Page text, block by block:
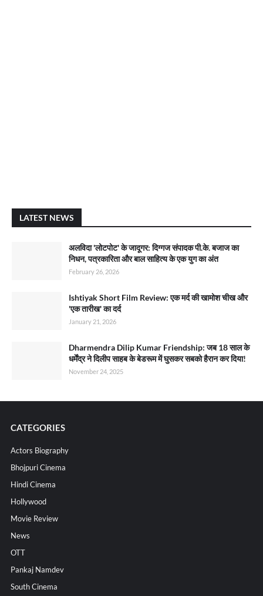
LATEST NEWS
अलविदा 'लोटपोट' के जादूगर: दिग्गज संपादक पी.के. बजाज का
निधन, पत्रकारिता और बाल साहित्य के एक युग का अंत
February 26, 2026
Ishtiyak Short Film Review: एक मर्द की खामोश चीख और
'एक तारीख' का दर्द
January 21, 2026
Dharmendra Dilip Kumar Friendship: जब 18 साल के
धर्मेंद्र ने दिलीप साहब के बेडरूम में घुसकर सबको हैरान कर दिया!
November 24, 2025
CATEGORIES
Actors Biography
Bhojpuri Cinema
Hindi Cinema
Hollywood
Movie Review
News
OTT
Pankaj Namdev
South Cinema